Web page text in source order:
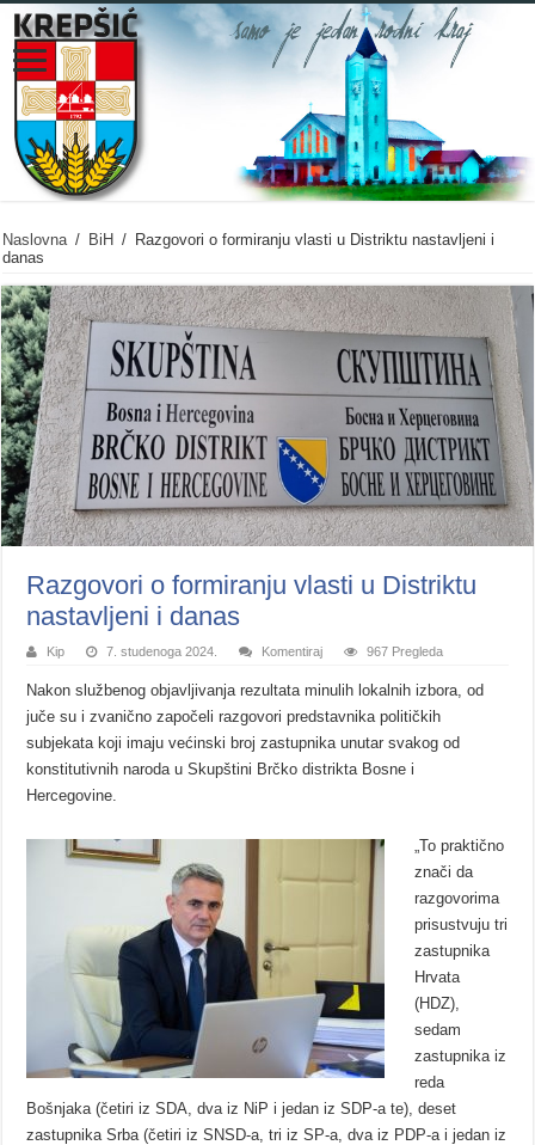
Naslovna / BiH / Razgovori o formiranju vlasti u Distriktu nastavljeni i
danas
Razgovori o formiranju vlasti u Distriktu
nastavljeni i danas
Kip 7. studenoga 2024. Komentiraj 967 Pregleda
Nakon službenog objavljivanja rezultata minulih lokalnih izbora, od
juče su i zvanično započeli razgovori predstavnika političkih
subjekata koji imaju većinski broj zastupnika unutar svakog od
konstitutivnih naroda u Skupštini Brčko distrikta Bosne i
Hercegovine.
„To praktično
znači da
razgovorima
prisustvuju tri
zastupnika
Hrvata
(HDZ),
sedam
zastupnika iz
reda
Bošnjaka (četiri iz SDA, dva iz NiP i jedan iz SDP-a te), deset
zastupnika Srba (četiri iz SNSD-a, tri iz SP-a, dva iz PDP-a i jedan iz